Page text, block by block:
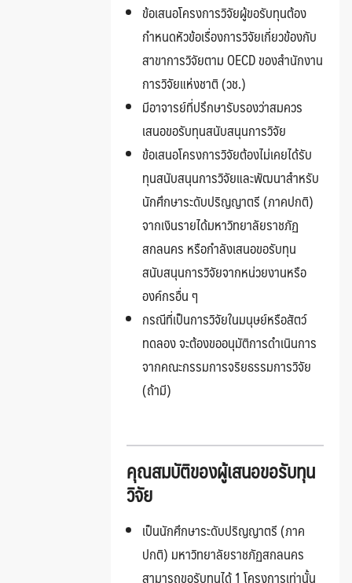
ข้อเสนอโครงการวิจัยผู้ขอรับทุนต้อง
กำหนดหัวข้อเรื่องการวิจัยเกี่ยวข้องกับ
สาขาการวิจัยตาม OECD ของสำนักงาน
การวิจัยแห่งชาติ (วช.)
มีอาจารย์ที่ปรึกษารับรองว่าสมควร
เสนอขอรับทุนสนับสนุนการวิจัย
ข้อเสนอโครงการวิจัยต้องไม่เคยได้รับ
ทุนสนับสนุนการวิจัยและพัฒนาสำหรับ
นักศึกษาระดับปริญญาตรี (ภาคปกติ)
จากเงินรายได้มหาวิทยาลัยราชภัฏ
สกลนคร หรือกำลังเสนอขอรับทุน
สนับสนุนการวิจัยจากหน่วยงานหรือ
องค์กรอื่น ๆ
กรณีที่เป็นการวิจัยในมนุษย์หรือสัตว์
ทดลอง จะต้องขออนุมัติการดำเนินการ
จากคณะกรรมการจริยธรรมการวิจัย
(ถ้ามี)
คุณสมบัติของผู้เสนอขอรับทุน
วิจัย
เป็นนักศึกษาระดับปริญญาตรี (ภาค
ปกติ) มหาวิทยาลัยราชภัฏสกลนคร
สามารถขอรับทุนได้ 1 โครงการเท่านั้น